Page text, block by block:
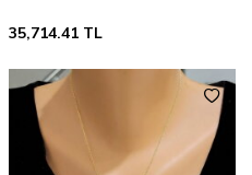
35,714.41 TL